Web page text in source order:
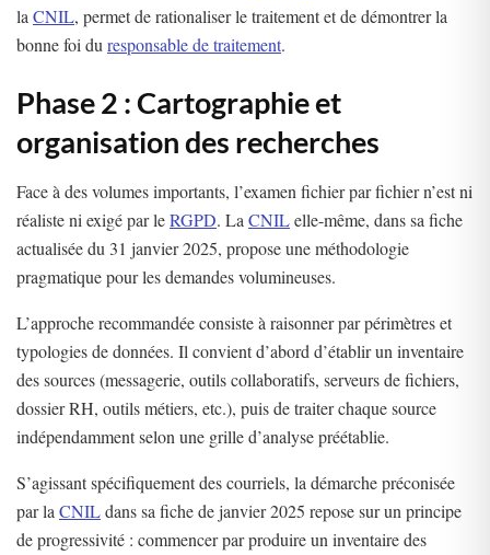
la CNIL, permet de rationaliser le traitement et de démontrer la
bonne foi du responsable de traitement.
Phase 2 : Cartographie et
organisation des recherches
Face à des volumes importants, l’examen fichier par fichier n’est ni
réaliste ni exigé par leRGPD. La CNILelle-même, dans sa fiche
actualisée du 31 janvier 2025, propose une méthodologie
pragmatique pour les demandes volumineuses.
L’approche recommandée consiste à raisonner par périmètres et
typologies de données. Il convient d’abord d’établir un inventaire
des sources (messagerie, outils collaboratifs, serveurs de fichiers,
dossier RH, outils métiers, etc.), puis de traiter chaque source
indépendamment selon une grille d’analyse préétablie.
S’agissant spécifiquement des courriels, la démarche préconisée
par la CNILdans sa fiche de janvier 2025 repose sur un principe
de progressivité : commencer par produire un inventaire des